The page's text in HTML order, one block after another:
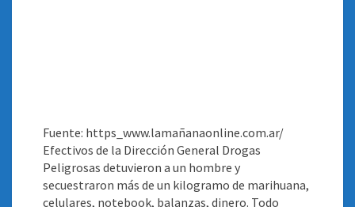
Fuente: https_www.lamañanaonline.com.ar/
Efectivos de la Dirección General Drogas
Peligrosas detuvieron a un hombre y
secuestraron más de un kilogramo de marihuana,
celulares, notebook, balanzas, dinero. Todo